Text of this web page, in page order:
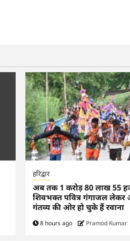
हरिद्वार
अब तक 1 करोड़ 80 लाख 55
शिवभक्त पवित्र गंगाजल
गंतव्य की ओर हो चुके हैं रवाना
8 hours ago Pramod Kumar